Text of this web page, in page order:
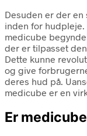
Desuden er der
inden for
medicube
der er tilpasset
Dette kunne
og give
deres hud på.
medicube er en
Er